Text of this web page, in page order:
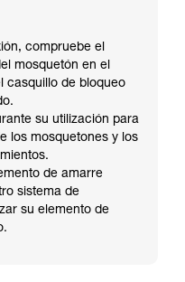
compruebe el
mosquetón en el
casquillo de bloqueo
su utilización para
los mosquetones y los
de amarre
sistema de
su elemento de